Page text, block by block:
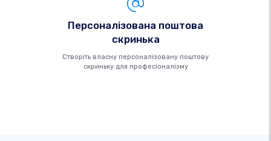
Персоналізована поштова
скринька
Створіть власну персоналізовану поштову
скриньку для професіоналізму